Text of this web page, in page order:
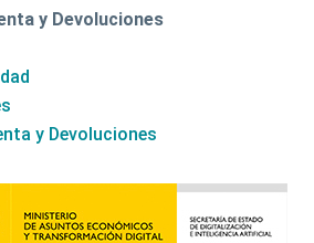
y Devoluciones
y Devoluciones